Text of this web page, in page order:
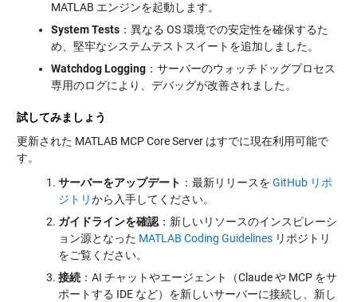
MATLAB エンジンを起動します。
System Tests：異なる OS 環境での安定性を確保するた
め、堅牢なシステムテストスイートを追加しました。
Watchdog Logging：サーバーのウォッチドッグプロセス
専用のログにより、デバッグが改善されました。
試してみましょう
更新された MATLAB MCP Core Server はすでに現在利用可能で
す。
サーバーをアップデート ：最新リリースを GitHub リポ
ジトリから入手してください。
ガイドラインを確認：新しいリソースのインスピレーシ
ョン源となった MATLAB Coding Guidelinesリポジトリ
をご覧ください。
接続：AI チャットやエージェント（Claude や MCP をサ
ポートする IDE など）を新しいサーバーに接続し、新し